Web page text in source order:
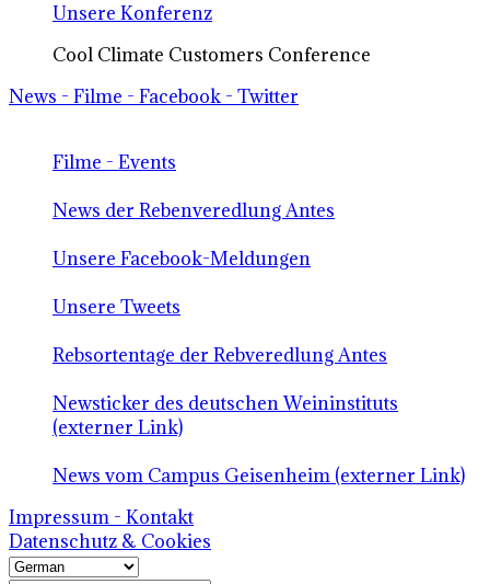
Unsere Konferenz
Cool Climate Customers Conference
News - Filme - Facebook - Twitter
Filme - Events
News der Rebenveredlung Antes
Unsere Facebook-Meldungen
Unsere Tweets
Rebsortentage der Rebveredlung Antes
Newsticker des deutschen Weininstituts
(externer Link)
News vom Campus Geisenheim (externer Link)
Impressum - Kontakt
Datenschutz & Cookies